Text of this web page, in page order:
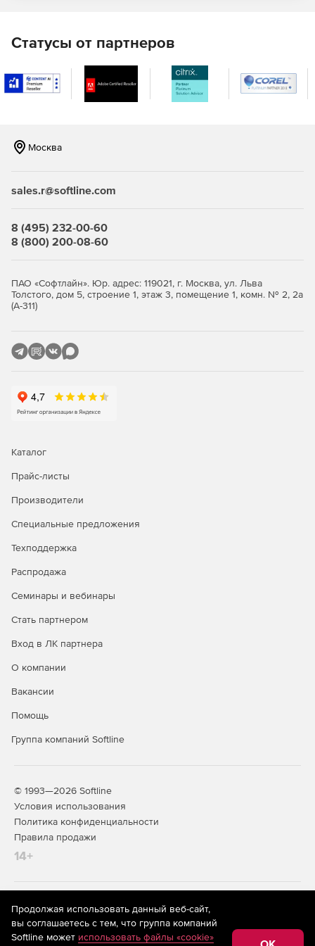
Полнотекстовый поиск с ранжированием и поддержка
Крипто БД 2.0.
Улучшения для временных таблиц и отчетов в новых
Основные преимущества
Официальная сертификация от 1С обеспечивает полную
гарантируя стабильную работу и техническую поддержку
при совместном использовании.​
Система повышает скорость работы баз данных 1С на 25–
30% в целом и до 10 раз по ключевым операциям, таким
Удобство администрирования
повседневных задач, продвинутый мониторинг и
инструменты контроля нагрузки.​
повреждений данных, инкрементное резервное
переразвертки.​
обеспечения, соответствует требованиям российского
законодательства, доступна версия с сертификацией
Статусы от партнеров
Москва
sales.r@softline.com
8 (495) 232-00-60
8 (800) 200-08-60
ПАО «Софтлайн». Юр. адрес: 119021, г. Москва, ул. Льва
Толстого, дом 5, строение 1, этаж 3, помещение 1, комн. № 2, 2а
(А-311)
Каталог
Прайс-листы
Производители
Специальные предложения
Техподдержка
Распродажа
Семинары и вебинары
Стать партнером
Вход в ЛК партнера
О компании
Вакансии
Помощь
Группа компаний Softline
© 1993—2026 Softline
Условия использования
Политика конфиденциальности
Правила продажи
14+
На информационном ресурсе store.softline.ru применяются
рекомендательные технологии
(информационные технологии
предоставления информации на основе сбора,
систематизации и анализа сведений, относящихся к
Продолжая использовать данный веб-сайт,
вы соглашаетесь с тем, что группа компаний
Softline может использовать файлы «cookie»